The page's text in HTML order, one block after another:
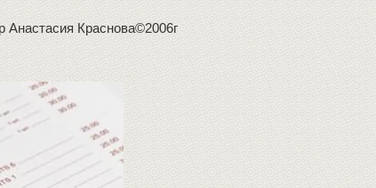
Анастасия Краснова©2006г